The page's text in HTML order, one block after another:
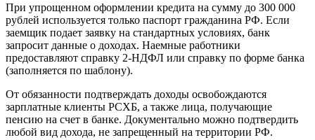
При упрощенном оформлении кредита на сумму до 300 000
рублей используется только паспорт гражданина РФ. Если
заемщик подает заявку на стандартных условиях, банк
запросит данные о доходах. Наемные работники
предоставляют справку 2-НДФЛ или справку по форме банка
(заполняется по шаблону).
От обязанности подтверждать доходы освобождаются
зарплатные клиенты РСХБ, а также лица, получающие
пенсию на счет в банке. Документально можно подтвердить
любой вид дохода, не запрещенный на территории РФ.